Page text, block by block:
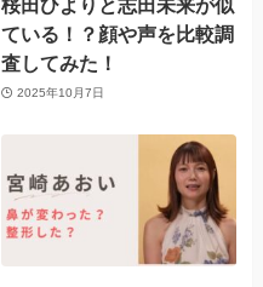
桜田ひよりと志田未来が似
ている！？顔や声を比較調
査してみた！
2025年10月7日